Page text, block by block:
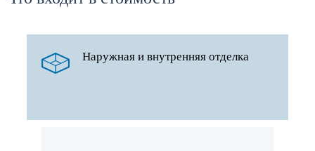
Наружная и внутренняя отделка